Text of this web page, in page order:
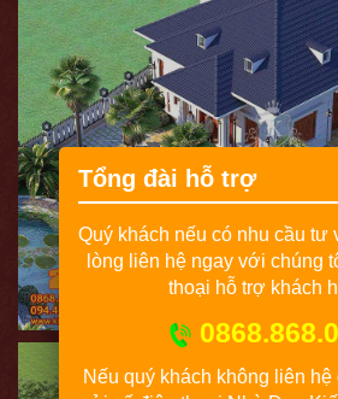
Tổng đài hỗ trợ
Quý khách nếu có nhu cầu tư
lòng liên hệ ngay với chúng
thoại hỗ trợ khách
Nếu quý khách không liên